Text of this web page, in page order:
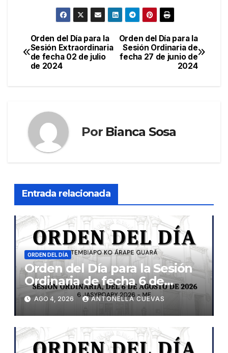
Navegación
de
Orden del Día para la
Sesión Ordinaria de
fecha 27 de junio de
2024
Orden del Día para la
Sesión Extraordinaria
de fecha 02 de julio
de 2024
Por Bianca Sosa
Entrada relacionada
ORDEN DEL DÍA
Orden del Día para la Sesión
Ordinaria de fecha 6 de
agosto de 2026
AGO 4, 2026 ANTONELLA CUEVAS